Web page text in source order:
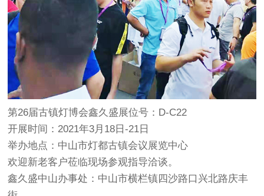
第26届古镇灯博会鑫久盛展位号：D-C22
开展时间：2021年3月18日-21日
举办地点：中山市灯都古镇会议展览中心
欢迎新老客户莅临现场参观指导洽谈。
鑫久盛中山办事处：中山市横栏镇四沙路口兴北路庆丰